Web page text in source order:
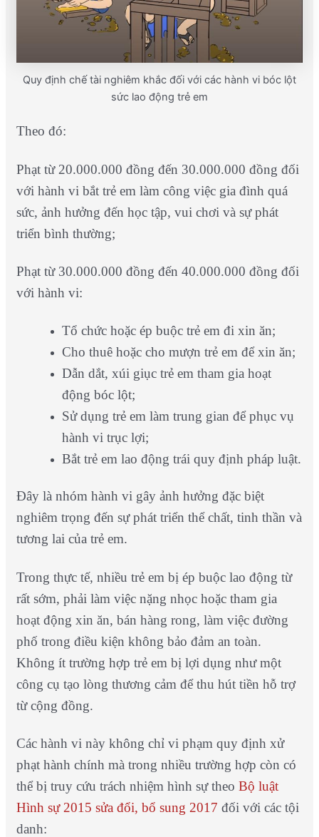
Quy định chế tài nghiêm khắc đối với các hành vi bóc lột
sức lao động trẻ em
Theo đó:
Phạt từ 20.000.000 đồng đến 30.000.000 đồng đối
với hành vi bắt trẻ em làm công việc gia đình quá
sức, ảnh hưởng đến học tập, vui chơi và sự phát
triển bình thường;
Phạt từ 30.000.000 đồng đến 40.000.000 đồng đối
với hành vi:
Tổ chức hoặc ép buộc trẻ em đi xin ăn;
Cho thuê hoặc cho mượn trẻ em để xin ăn;
Dẫn dắt, xúi giục trẻ em tham gia hoạt
động bóc lột;
Sử dụng trẻ em làm trung gian để phục vụ
hành vi trục lợi;
Bắt trẻ em lao động trái quy định pháp luật.
Đây là nhóm hành vi gây ảnh hưởng đặc biệt
nghiêm trọng đến sự phát triển thể chất, tinh thần và
tương lai của trẻ em.
Trong thực tế, nhiều trẻ em bị ép buộc lao động từ
rất sớm, phải làm việc nặng nhọc hoặc tham gia
hoạt động xin ăn, bán hàng rong, làm việc đường
phố trong điều kiện không bảo đảm an toàn.
Không ít trường hợp trẻ em bị lợi dụng như một
công cụ tạo lòng thương cảm để thu hút tiền hỗ trợ
từ cộng đồng.
Các hành vi này không chỉ vi phạm quy định xử
phạt hành chính mà trong nhiều trường hợp còn có
thể bị truy cứu trách nhiệm hình sự theo Bộ luật
Hình sự 2015 sửa đổi, bổ sung 2017 đối với các tội
danh: